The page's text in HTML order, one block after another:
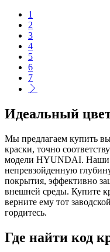
1
2
3
4
5
6
7
Идеальный
Мы предлагаем купить
краски, точно
модели HYUNDAI. Наши
непревзойденную
покрытия, эффективно
внешней среды. Купите
верните ему тот
гордитесь.
Где найти код